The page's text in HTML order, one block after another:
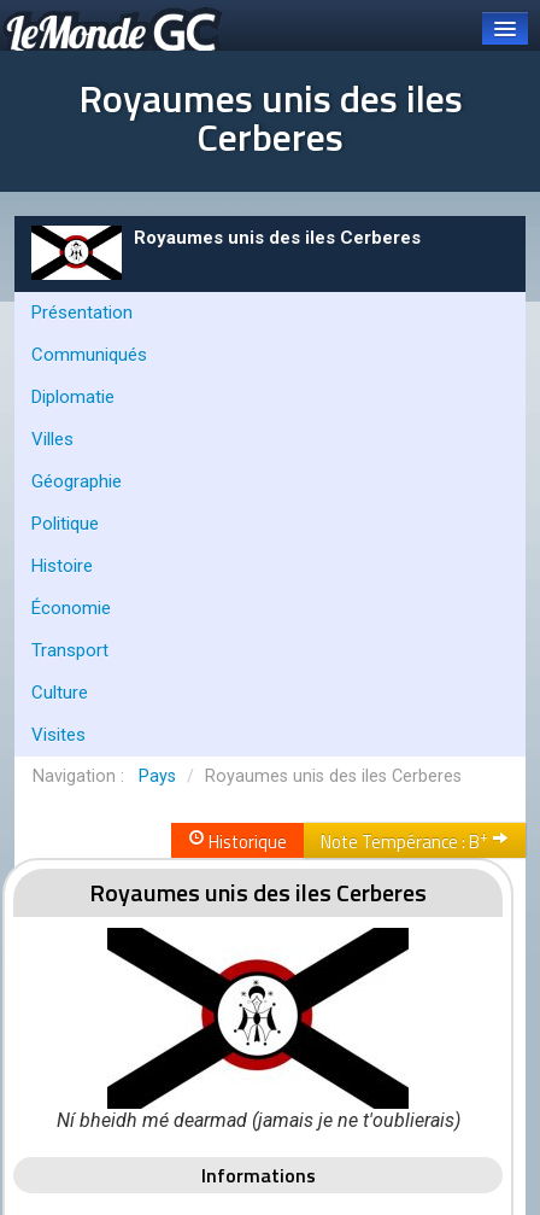
Carte et pays
Organisations
OCGC
À PROPOS DE L'OCGC
Présentation de l'OCGC
Culture
Histoire
Politique
Participer
Génération City
Royaumes unis des iles
Cerberes
Royaumes unis des iles Cerberes
Présentation
Communiqués
Diplomatie
Villes
Géographie
Politique
Histoire
Économie
Transport
Culture
Visites
Pays / Royaumes unis des iles Cerberes
Note Tempérance : B+
Historique
Royaumes unis des iles Cerberes
Ní bheidh mé dearmad (jamais je ne t'oublierais)
Informations